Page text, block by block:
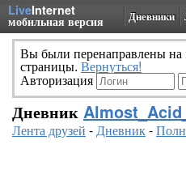
LiveInternet
мобильная версия Дневники
Вы были перенаправлены
страницы. Вернуться!
Авторизация
Дневник
Лента друзей -Дневник-